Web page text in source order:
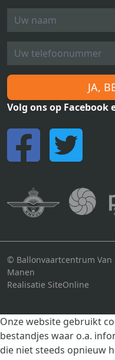
JA,
Volg ons op Facebook
© Ballonvaartcentrum Van
Manen
Realisatie SiteOnline
Onze website gebruikt
bestandjes waar o.a.
die niet steeds opnieuw